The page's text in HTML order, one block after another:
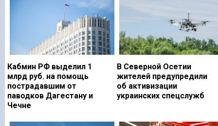
Кабмин РФ выделил 1
млрд руб. на помощь
пострадавшим от
паводков Дагестану и
Чечне
В Северной Осетии
жителей предупредили
об активизации
украинских спецслужб